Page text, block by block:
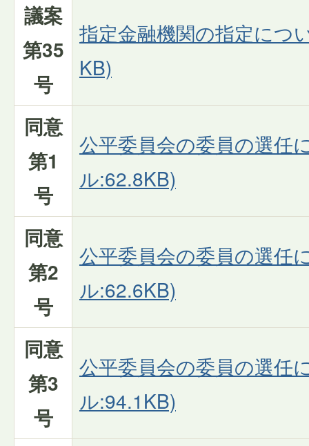
議案
第35
号
指定金融機関の指定につ
KB)
同意
第1
号
公平委員会の委員の選任
ル:62.8KB)
同意
第2
号
公平委員会の委員の選任
ル:62.6KB)
同意
第3
号
公平委員会の委員の選任
ル:94.1KB)